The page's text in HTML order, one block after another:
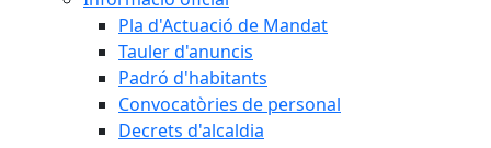
Pla d'Actuació de Mandat
Tauler d'anuncis
Padró d'habitants
Convocatòries de personal
Decrets d'alcaldia